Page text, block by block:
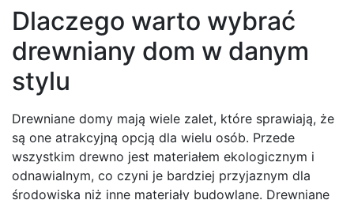
Dlaczego warto wybrać
drewniany dom w danym
stylu
Drewniane domy mają wiele zalet, które sprawiają, że
są one atrakcyjną opcją dla wielu osób. Przede
wszystkim drewno jest materiałem ekologicznym i
odnawialnym, co czyni je bardziej przyjaznym dla
środowiska niż inne materiały budowlane. Drewniane